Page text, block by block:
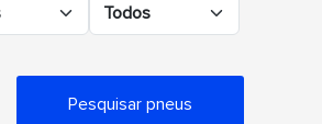
Pesquisar pneus